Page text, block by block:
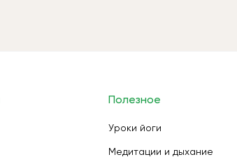
Полезное
Уроки йоги
Медитации и дыхание